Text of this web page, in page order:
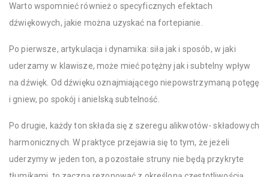
Warto wspomnieć również o specyficznych efektach
dźwiękowych, jakie można uzyskać na fortepianie.
Po pierwsze, artykulacja i dynamika: siła jak i sposób, w jaki
uderzamy w klawisze, może mieć potężny jak i subtelny wpływ
na dźwięk. Od dźwięku oznajmiającego niepowstrzymaną potęgę
i gniew, po spokój i anielską subtelność.
Po drugie, każdy ton składa się z szeregu alikwotów- składowych
harmonicznych. W praktyce przejawia się to tym, że jeżeli
uderzymy w jeden ton, a pozostałe struny nie będą przykryte